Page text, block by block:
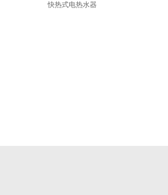
快热式电热水器